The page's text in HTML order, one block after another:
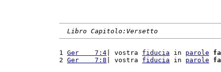
Libro Capitolo:Versetto
1 Ger    7:4 | vostra fiducia in parole
2 Ger    7:8 | vostra fiducia in parole